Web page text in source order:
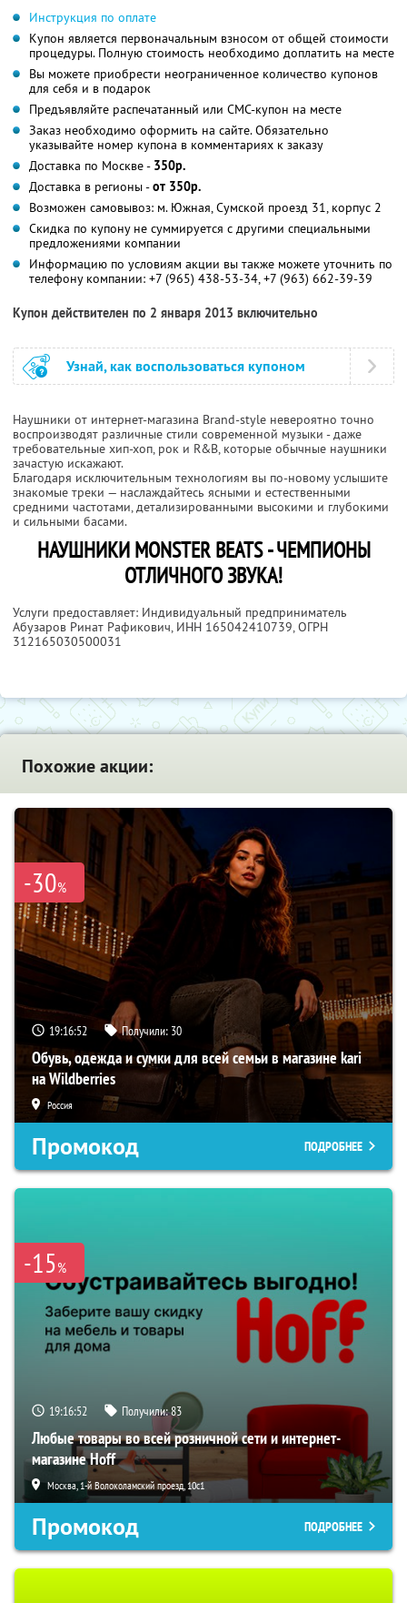
Инструкция по оплате
Купон является первоначальным взносом от общей стоимости
процедуры. Полную стоимость необходимо доплатить на месте
Вы можете приобрести неограниченное количество купонов
для себя и в подарок
Предъявляйте распечатанный или СМС-купон на месте
Заказ необходимо оформить на сайте. Обязательно
указывайте номер купона в комментариях к заказу
Доставка по Москве - 350р.
Доставка в регионы -от 350р.
Возможен самовывоз: м. Южная, Сумской проезд 31, корпус 2
Скидка по купону не суммируется с другими специальными
предложениями компании
Информацию по условиям акции вы также можете уточнить по
телефону компании: +7 (965) 438-53-34, +7 (963) 662-39-39
Купон действителен по 2 января 2013 включительно
Узнай, как воспользоваться купоном
Наушники от интернет-магазина Brand-style невероятно точно
воспроизводят различные стили современной музыки - даже
требовательные хип-хоп, рок и R&B, которые обычные наушники
зачастую искажают.
Благодаря исключительным технологиям вы по-новому услышите
знакомые треки — наслаждайтесь ясными и естественными
средними частотами, детализированными высокими и глубокими
и сильными басами.
НАУШНИКИ MONSTER BEATS - ЧЕМПИОНЫ
ОТЛИЧНОГО ЗВУКА!
Услуги предоставляет: Индивидуальный предприниматель
Абузаров Ринат Рафикович, ИНН 165042410739, ОГРН
312165030500031
Похожие акции:
-30%
19:16:51 Получили: 30
Обувь, одежда и сумки для всей семьи в магазине kari
на Wildberries
Россия
Промокод ПОДРОБНЕЕ
-15%
19:16:51 Получили:83
Любые товары во всей розничной сети и интернет-
магазине Hoff
Москва, 1-й Волоколамский проезд, 10с1
Промокод ПОДРОБНЕЕ